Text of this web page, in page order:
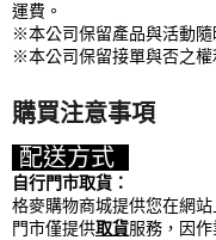
運費。
※本公司保留產品與活動隨
※本公司保留接單與否之權
購買注意事項
配送方式
自行門市取貨：
格麥購物商城提供您在網
門市僅提供取貨服務，因